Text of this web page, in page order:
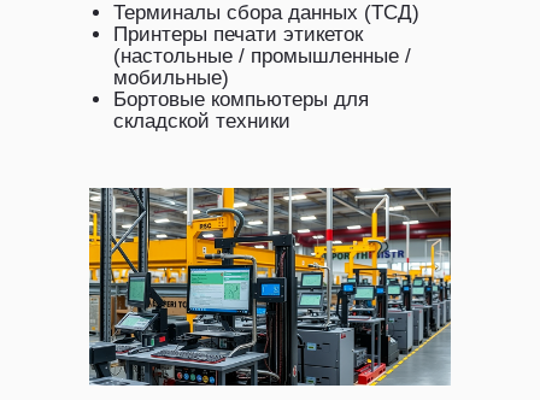
Терминалы сбора данных (ТСД)
Принтеры печати этикеток
(настольные / промышленные /
мобильные)
Бортовые компьютеры для
складской техники